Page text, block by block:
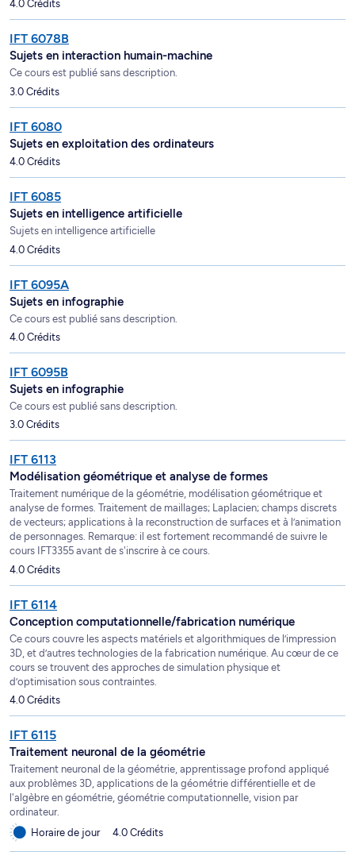
4.0 Crédits
IFT 6078B
Sujets en interaction humain-machine
Ce cours est publié sans description.
3.0 Crédits
IFT 6080
Sujets en exploitation des ordinateurs
4.0 Crédits
IFT 6085
Sujets en intelligence artificielle
Sujets en intelligence artificielle
4.0 Crédits
IFT 6095A
Sujets en infographie
Ce cours est publié sans description.
4.0 Crédits
IFT 6095B
Sujets en infographie
Ce cours est publié sans description.
3.0 Crédits
IFT 6113
Modélisation géométrique et analyse de formes
Traitement numérique de la géométrie, modélisation géométrique et
analyse de formes. Traitement de maillages; Laplacien; champs discrets
de vecteurs; applications à la reconstruction de surfaces et à l’animation
de personnages. Remarque: il est fortement recommandé de suivre le
cours IFT3355 avant de s'inscrire à ce cours.
4.0 Crédits
IFT 6114
Conception computationnelle/fabrication numérique
Ce cours couvre les aspects matériels et algorithmiques de l’impression
3D, et d’autres technologies de la fabrication numérique. Au cœur de ce
cours se trouvent des approches de simulation physique et
d’optimisation sous contraintes.
4.0 Crédits
IFT 6115
Traitement neuronal de la géométrie
Traitement neuronal de la géométrie, apprentissage profond appliqué
aux problèmes 3D, applications de la géométrie différentielle et de
l'algèbre en géométrie, géométrie computationnelle, vision par
ordinateur.
Horaire de jour
4.0 Crédits